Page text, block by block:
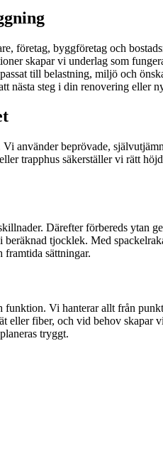
företag, byggföretag och
skapar vi underlag som
till belastning, miljö och
nästa steg i din renovering eller
använder beprövade,
trapphus säkerställer vi rätt
Därefter förbereds ytan
tjocklek. Med
sättningar.
Vi hanterar allt från
fiber, och vid behov skapar
tryggt.